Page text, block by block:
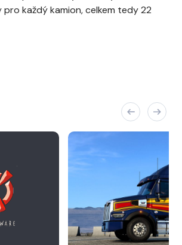
každý kamion, celkem tedy 22